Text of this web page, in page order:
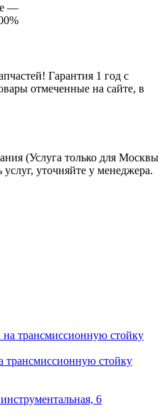
—
! Гарантия 1 год с
отмеченные на сайте, в
(Услуга только для Москвы
уточняйте у менеджера.
трансмиссионную стойку